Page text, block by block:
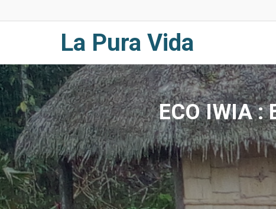
La Pura Vida
ECO IWIA :